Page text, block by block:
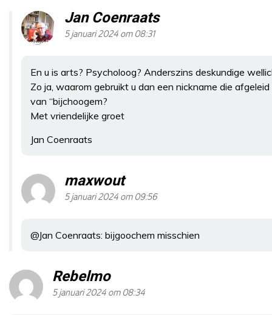
Jan Coenraats
5 januari 2024 om 08:31
En u is arts? Psycholoog? Anderszins deskundige
Zo ja, waarom gebruikt u dan een nickname die
van “bijchoogem?
Met vriendelijke groet
Jan Coenraats
maxwout
5 januari 2024 om 09:56
@Jan Coenraats: bijgoochem misschien
Rebelmo
5 januari 2024 om 08:34